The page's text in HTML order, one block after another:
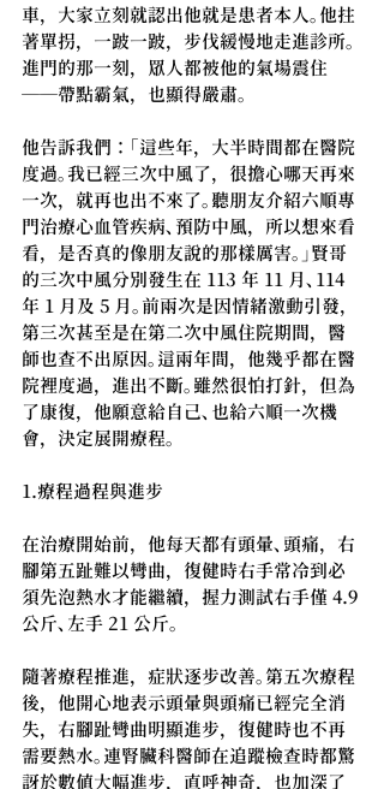
車，大家立刻就認出他就是患者本人。他拄
著單拐，一跛一跛，步伐緩慢地走進診所。
進門的那一刻，眾人都被他的氣場震住
──帶點霸氣，也顯得嚴肅。
他告訴我們：「這些年，大半時間都在醫院
度過。我已經三次中風了，很擔心哪天再來
一次，就再也出不來了。聽朋友介紹六順專
門治療心血管疾病、預防中風，所以想來看
看，是否真的像朋友說的那樣厲害。」賢哥
的三次中風分別發生在 113 年 11 月、114
年 1 月及 5 月。前兩次是因情緒激動引發，
第三次甚至是在第二次中風住院期間，醫
師也查不出原因。這兩年間，他幾乎都在醫
院裡度過，進出不斷。雖然很怕打針，但為
了康復，他願意給自己、也給六順一次機
會，決定展開療程。
1.療程過程與進步
在治療開始前，他每天都有頭暈、頭痛，右
腳第五趾難以彎曲，復健時右手常冷到必
須先泡熱水才能繼續，握力測試右手僅 4.9
公斤、左手 21 公斤。
隨著療程推進，症狀逐步改善。第五次療程
後，他開心地表示頭暈與頭痛已經完全消
失，右腳趾彎曲明顯進步，復健時也不再
需要熱水。連腎臟科醫師在追蹤檢查時都驚
訝於數值大幅進步，直呼神奇，也加深了